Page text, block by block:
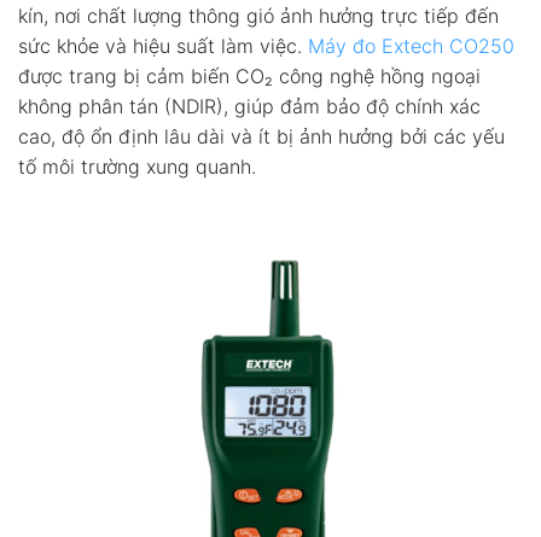
kín, nơi chất lượng thông gió ảnh hưởng trực tiếp đến
sức khỏe và hiệu suất làm việc. Máy đo Extech CO250
được trang bị cảm biến CO₂ công nghệ hồng ngoại
không phân tán (NDIR), giúp đảm bảo độ chính xác
cao, độ ổn định lâu dài và ít bị ảnh hưởng bởi các yếu
tố môi trường xung quanh.